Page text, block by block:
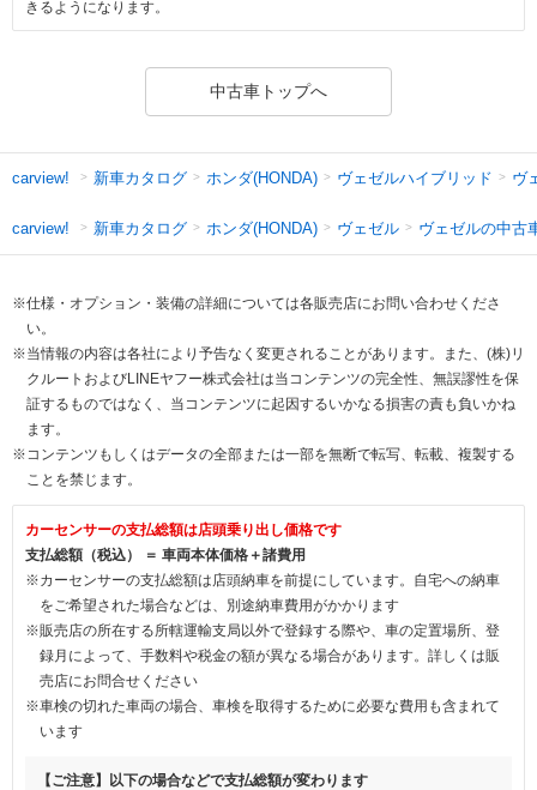
きるようになります。
中古車トップへ
carview! 新車カタログ ホンダ(HONDA) ヴェゼルハイブリッド ヴ
carview! 新車カタログ ホンダ(HONDA) ヴェゼル ヴェゼルの中古
※仕様・オプション・装備の詳細については各販売店にお問い合わせくださ
い。
※当情報の内容は各社により予告なく変更されることがあります。また、(株)リ
クルートおよびLINEヤフー株式会社は当コンテンツの完全性、無誤謬性を保
証するものではなく、当コンテンツに起因するいかなる損害の責も負いかね
ます。
※コンテンツもしくはデータの全部または一部を無断で転写、転載、複製する
ことを禁じます。
カーセンサーの支払総額は店頭乗り出し価格です
支払総額（税込） ＝ 車両本体価格＋諸費用
※カーセンサーの支払総額は店頭納車を前提にしています。自宅への納車
をご希望された場合などは、別途納車費用がかかります
※販売店の所在する所轄運輸支局以外で登録する際や、車の定置場所、登
録月によって、手数料や税金の額が異なる場合があります。詳しくは販
売店にお問合せください
※車検の切れた車両の場合、車検を取得するために必要な費用も含まれて
います
【ご注意】以下の場合などで支払総額が変わります